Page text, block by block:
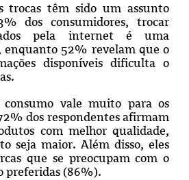
trocas têm sido um assunto
dos consumidores, trocar
pela internet é uma
enquanto 52% revelam que o
disponíveis dificulta o
vale muito para os
dos respondentes afirmam
com melhor qualidade,
seja maior. Além disso, eles
que se preocupam com o
preferidas (86%).